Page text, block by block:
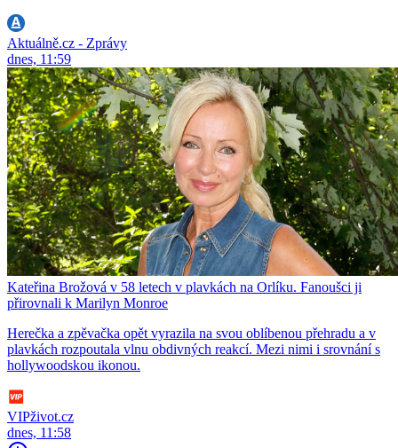
Aktuálně.cz - Zprávy
dnes, 11:59
Kateřina Brožová v 58 letech v plavkách na Orlíku. Fanoušci ji
přirovnali k Marilyn Monroe
Herečka a zpěvačka opět vyrazila na svou oblíbenou přehradu a v
plavkách rozpoutala vlnu obdivných reakcí. Mezi nimi i srovnání s
hollywoodskou ikonou.
VIPživot.cz
dnes, 11:58